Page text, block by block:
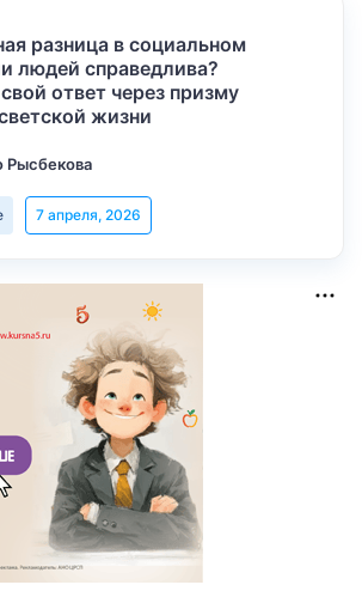
разница в социальном
людей справедлива?
ответ через призму
жизни
7 апреля, 2026